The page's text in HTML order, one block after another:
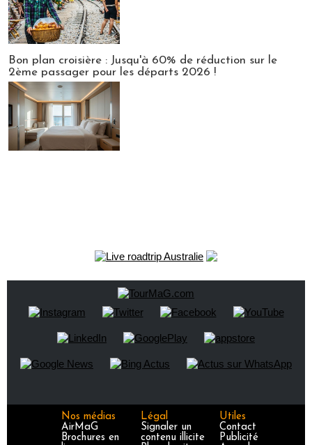
Bon plan croisière : Jusqu'à 60% de réduction sur le
2ème passager pour les départs 2026 !
Nos médias
AirMaG
Brochures en
Légal
Signaler un
contenu illicite
Utiles
Contact
Publicité